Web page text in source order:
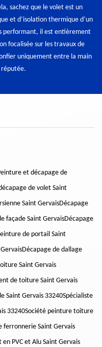
sachez que le volet est un
et d’isolation thermique d’un
performant, il est entièrement
focalisée sur les travaux de
uniquement entre la main
réputée.
et décapage de
de volet Saint
Saint GervaisDécapage
façade Saint GervaisDécapage
de portail Saint
Décapage de dallage
Saint Gervais
de toiture Saint Gervais
Saint Gervais 33240Spécialiste
33240Société peinture toiture
ferronnerie Saint Gervais
PVC et Alu Saint Gervais